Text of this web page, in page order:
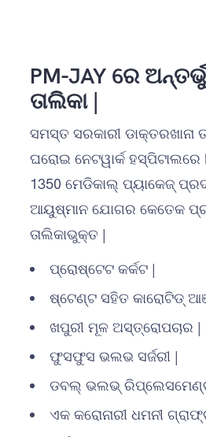
PM-JAY ରେ
ତାଲିକା |
ସମସ୍ତ ସରକାରୀ ଡାକ୍ତରଖାନା
ଘରୋଇ ନେଟୱାର୍କ ହସ୍ପିଟାଲରେ
1350 ମେଡିକାଲ୍ ପ୍ୟାକେଜ୍
ଆୟୁଷ୍ମାନ ଯୋଗର କେତେକ
ତାଲିକାଭୁକ୍ତ |
ପ୍ରୋଷ୍ଟେଟ କର୍କଟ |
ଷ୍ଟେଣ୍ଟ ସହିତ କାରୋଟିଡ୍
ଖପୁରୀ ମୂଳ ଅସ୍ତ୍ରୋପଚାର |
ଫୁସଫୁସ ଭଲଭ ସର୍ଜରୀ |
ଡବଲ୍ ଭଲଭ୍ ରିପ୍ଲେସମେଣ୍ଟ
ଏକ କରୋନାରୀ ଧମନୀ